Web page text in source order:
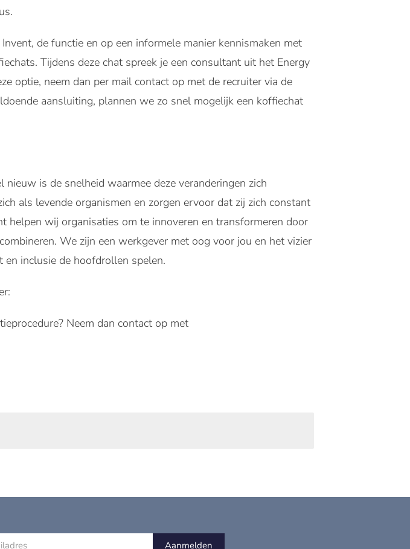
de functie en op een informele manier kennismaken met
Tijdens deze chat spreek je een consultant uit het Energy
optie, neem dan per mail contact op met de recruiter via de
aansluiting, plannen we zo snel mogelijk een koffiechat
is de snelheid waarmee deze veranderingen zich
als levende organismen en zorgen ervoor dat zij zich constant
helpen wij organisaties om te innoveren en transformeren door
We zijn een werkgever met oog voor jou en het vizier
en inclusie de hoofdrollen spelen.
Neem dan contact op met
Aanmelden